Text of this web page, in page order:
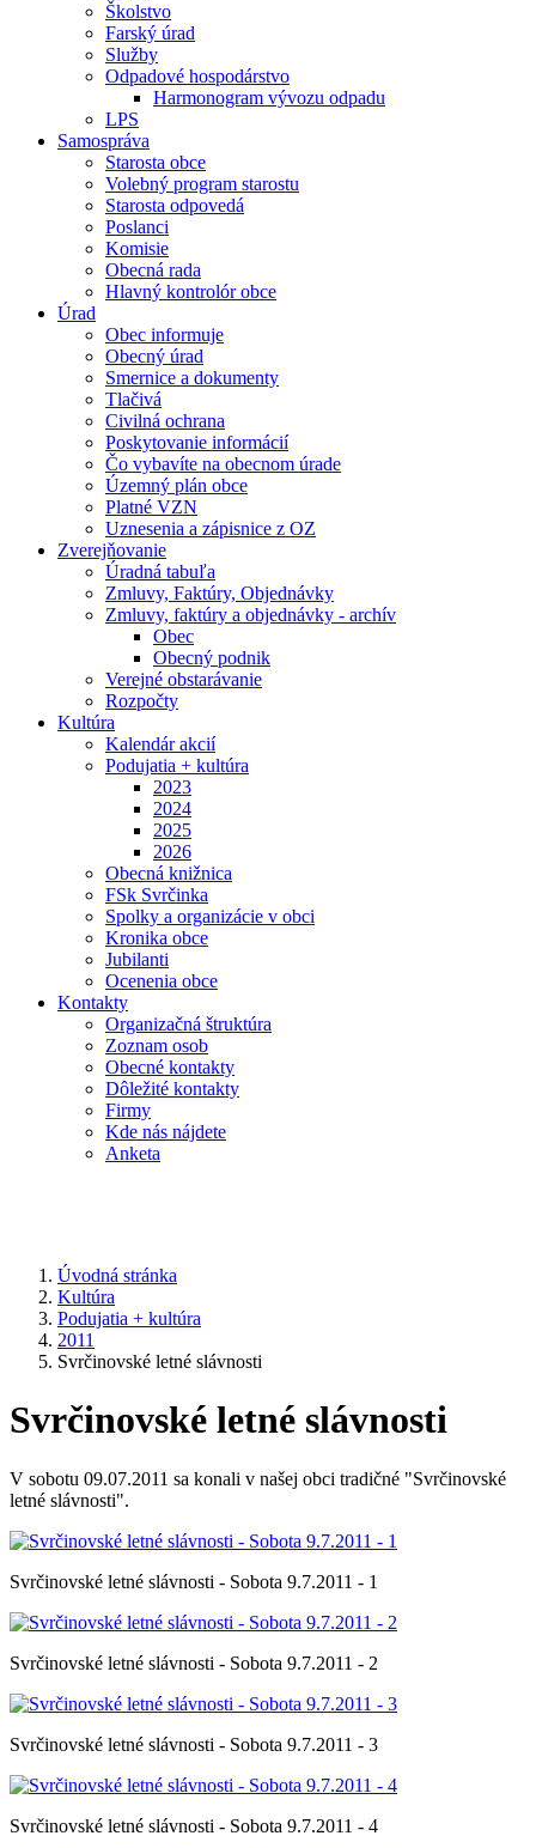
Školstvo
Farský úrad
Služby
Odpadové hospodárstvo
Harmonogram vývozu odpadu
LPS
Samospráva
Starosta obce
Volebný program starostu
Starosta odpovedá
Poslanci
Komisie
Obecná rada
Hlavný kontrolór obce
Úrad
Obec informuje
Obecný úrad
Smernice a dokumenty
Tlačivá
Civilná ochrana
Poskytovanie informácií
Čo vybavíte na obecnom úrade
Územný plán obce
Platné VZN
Uznesenia a zápisnice z OZ
Zverejňovanie
Úradná tabuľa
Zmluvy, Faktúry, Objednávky
Zmluvy, faktúry a objednávky - archív
Obec
Obecný podnik
Verejné obstarávanie
Rozpočty
Kultúra
Kalendár akcií
Podujatia + kultúra
2023
2024
2025
2026
Obecná knižnica
FSk Svrčinka
Spolky a organizácie v obci
Kronika obce
Jubilanti
Ocenenia obce
Kontakty
Organizačná štruktúra
Zoznam osob
Obecné kontakty
Dôležité kontakty
Firmy
Kde nás nájdete
Anketa
Úvodná stránka
Kultúra
Podujatia + kultúra
2011
Svrčinovské letné slávnosti
Svrčinovské letné slávnosti
V sobotu 09.07.2011 sa konali v našej obci tradičné "Svrčinovské
letné slávnosti".
Svrčinovské letné slávnosti - Sobota 9.7.2011 - 1
Svrčinovské letné slávnosti - Sobota 9.7.2011 - 2
Svrčinovské letné slávnosti - Sobota 9.7.2011 - 3
Svrčinovské letné slávnosti - Sobota 9.7.2011 - 4